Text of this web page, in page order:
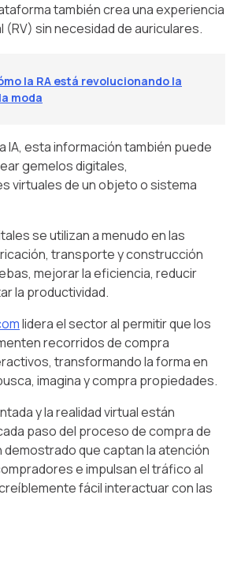
también crea una experiencia
(RV) sin necesidad de auriculares.
la RA está revolucionando la
moda
IA, esta información también puede
gemelos digitales,
virtuales de un objeto o sistema
se utilizan a menudo en las
transporte y construcción
mejorar la eficiencia, reducir
la productividad.
lidera el sector al permitir que los
recorridos de compra
transformando la forma en
imagina y compra propiedades.
y la realidad virtual están
paso del proceso de compra de
demostrado que captan la atención
e impulsan el tráfico al
fácil interactuar con las